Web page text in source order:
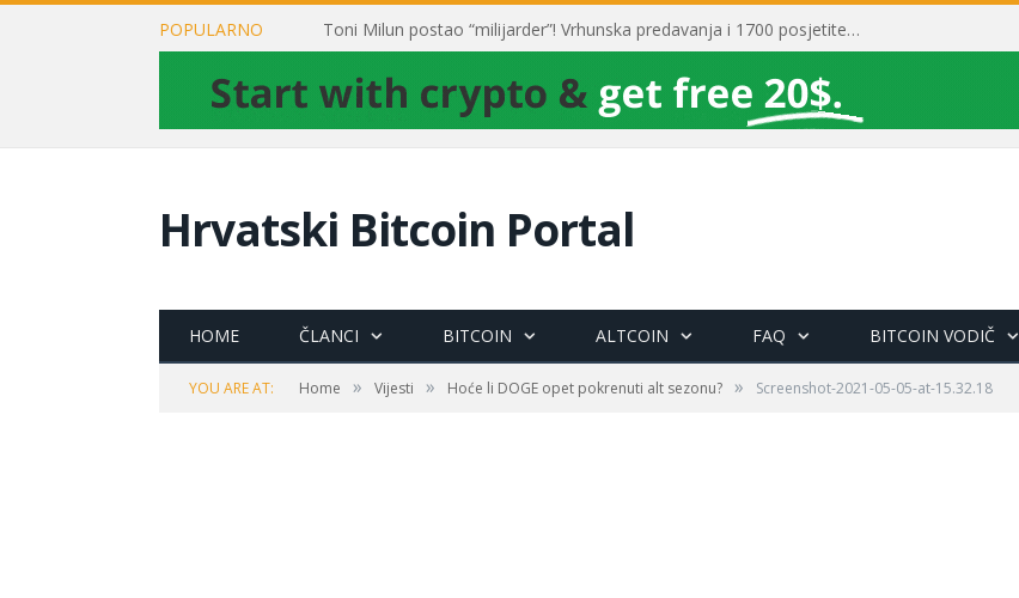
POPULARNO Toni Milun postao “milijarder”! Vrhunska predavanja i 1700 posjetitelja obilježili su mjesec financijske pismenosti
Hrvatski Bitcoin Portal
HOME ČLANCI BITCOIN ALTCOIN FAQ BITCOIN VODIČ
YOU ARE AT: Home » Vijesti » Hoće li DOGE opet pokrenuti alt sezonu? » Screenshot-2021-05-05-at-15.32.18